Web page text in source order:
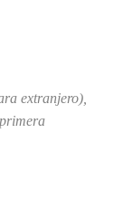
extranjero),